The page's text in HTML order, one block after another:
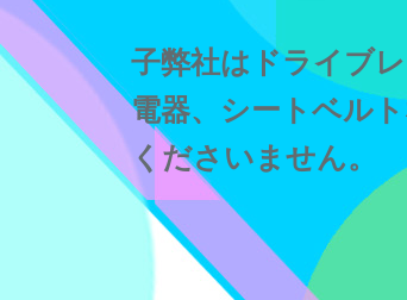
子弊社はドライブ
電器、シートベル
くださいません。